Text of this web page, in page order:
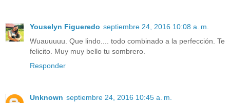
Youselyn Figueredo septiembre 24, 2016 10:08 a. m.
Wuauuuuu. Que lindo.... todo combinado a la perfección. Te
felicito. Muy muy bello tu sombrero.
Responder
Unknown septiembre 24, 2016 10:45 a. m.